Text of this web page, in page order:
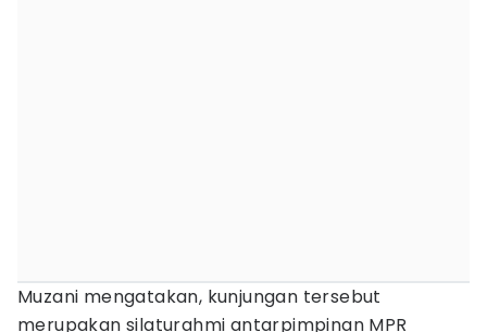
Muzani mengatakan, kunjungan tersebut
merupakan silaturahmi antarpimpinan MPR